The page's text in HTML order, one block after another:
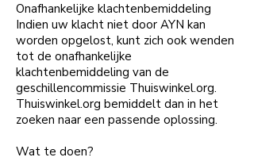
Onafhankelijke klachtenbemiddeling
Indien uw klacht niet door AYN kan
worden opgelost, kunt zich ook wenden
tot de onafhankelijke
klachtenbemiddeling van de
geschillencommissie Thuiswinkel.org.
Thuiswinkel.org bemiddelt dan in het
zoeken naar een passende oplossing.
Wat te doen?